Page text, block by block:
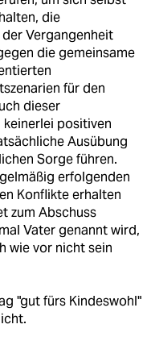
die
Vergangenheit
die gemeinsame
für den
dieser
positiven
Ausübung
Sorge führen.
erfolgenden
Konflikte erhalten
zum Abschuss
Vater genannt wird,
wie vor nicht sein
"gut fürs Kindeswohl"